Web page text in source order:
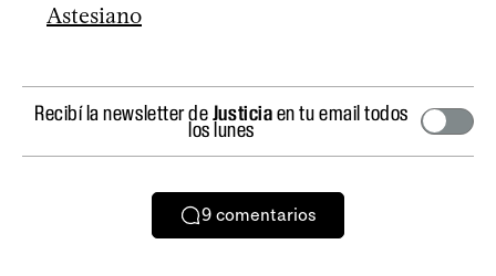
Astesiano
Recibí la newsletter deJusticiaen tu email todos
los lunes
9 comentarios